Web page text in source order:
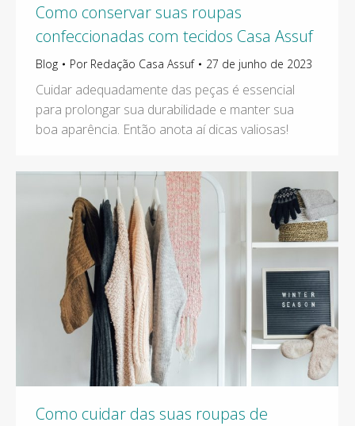
Como conservar suas roupas
confeccionadas com tecidos Casa Assuf
Blog Por Redação Casa Assuf 27 de junho de 2023
Cuidar adequadamente das peças é essencial
para prolongar sua durabilidade e manter sua
boa aparência. Então anota aí dicas valiosas!
Como cuidar das suas roupas de